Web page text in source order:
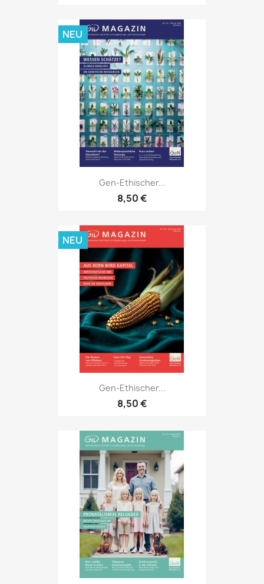
Gen-Ethischer...
8,50 €
NEU
Gen-Ethischer...
8,50 €
NEU